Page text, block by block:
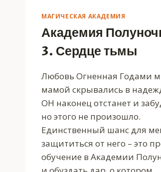
МАГИЧЕСКАЯ АКАДЕМИЯ
Академия
3. Сердце тьмы
Любовь Огненная Годами
мамой скрывались в
ОН наконец отстанет и
но этого не произошло.
Единственный шанс для
защититься от него – это
обучение в Академии